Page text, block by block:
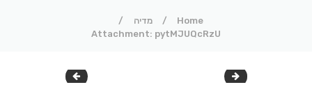
Home
מדיה
Attachment: pytMJUQcRzU
ToI1910dna Puah21